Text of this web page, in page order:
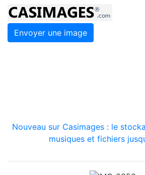
Envoyer une image
Nouveau sur Casimages : le
musiques et fichiers